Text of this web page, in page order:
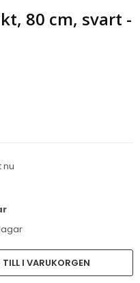
80 cm, svart -
nu
I VARUKORGEN